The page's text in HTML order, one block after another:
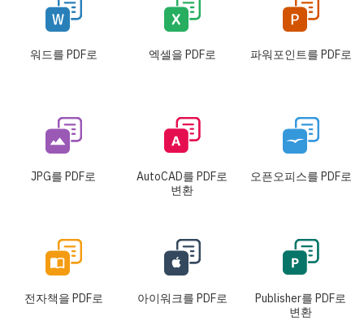
워드를 PDF로 엑셀을 PDF로 파워포인트를 PDF로
JPG를 PDF로
AutoCAD를 PDF로
변환
오픈오피스를 PDF로
전자책을 PDF로 아이워크를 PDF로
Publisher를 PDF로
변환